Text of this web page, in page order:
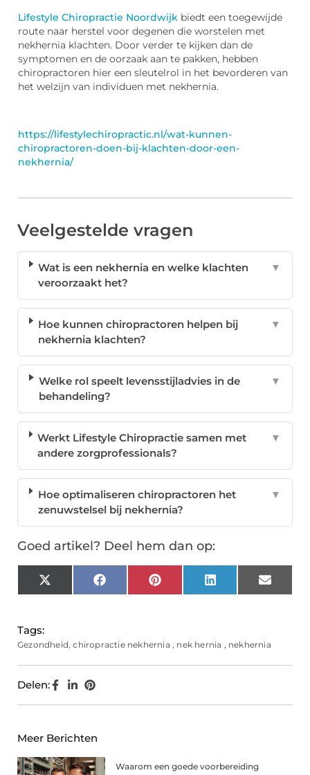
Lifestyle Chiropractie Noordwijk biedt een toegewijde
route naar herstel voor degenen die worstelen met
nekhernia klachten. Door verder te kijken dan de
symptomen en de oorzaak aan te pakken, hebben
chiropractoren hier een sleutelrol in het bevorderen van
het welzijn van individuen met nekhernia.
https://lifestylechiropractic.nl/wat-kunnen-
chiropractoren-doen-bij-klachten-door-een-
nekhernia/
Veelgestelde vragen
Wat is een nekhernia en welke klachten
veroorzaakt het?
▼
Hoe kunnen chiropractoren helpen bij
nekhernia klachten?
▼
Welke rol speelt levensstijladvies in de
behandeling?
▼
Werkt Lifestyle Chiropractie samen met
andere zorgprofessionals?
▼
Hoe optimaliseren chiropractoren het
zenuwstelsel bij nekhernia?
▼
Goed artikel? Deel hem dan op:
X
(Twitter)
FacebookPinterest LinkedIn Email
Tags:
Gezondheid,chiropractie nekhernia , nek hernia , nekhernia
Delen:
Meer Berichten
Waarom een goede voorbereiding